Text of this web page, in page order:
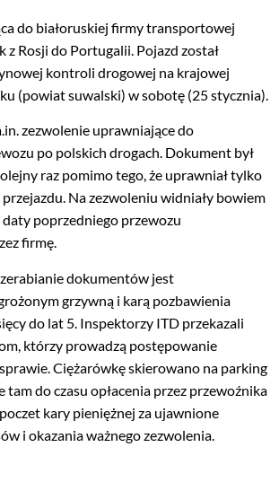
do białoruskiej firmy transportowej
z Rosji do Portugalii. Pojazd został
kontroli drogowej na krajowej
(powiat suwalski) w sobotę (25 stycznia).
zezwolenie uprawniające do
po polskich drogach. Dokument był
raz pomimo tego, że uprawniał tylko
Na zezwoleniu widniały bowiem
poprzedniego przewozu
firmę.
dokumentów jest
grzywną i karą pozbawienia
do lat 5. Inspektorzy ITD przekazali
którzy prowadzą postępowanie
Ciężarówkę skierowano na parking
tam do czasu opłacenia przez przewoźnika
kary pieniężnej za ujawnione
i okazania ważnego zezwolenia.